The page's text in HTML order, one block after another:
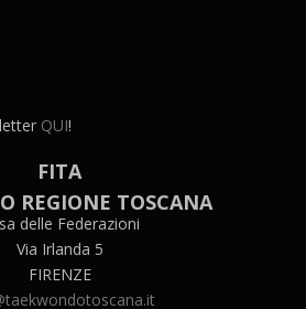
QUI!
FITA
REGIONE TOSCANA
delle Federazioni
Via Irlanda 5
FIRENZE